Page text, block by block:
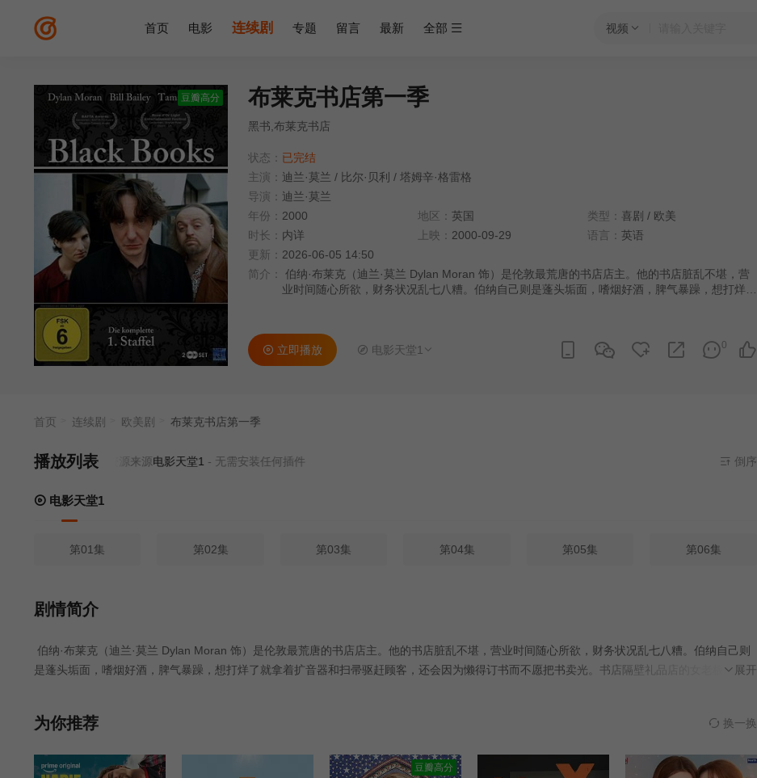
视频
首页 电影 连续剧 专题 留言 最新 全部
豆瓣高分 布莱克书店第一季
黑书,布莱克书店
状态： 已完结
主演： 迪兰·莫兰 / 比尔·贝利 / 塔姆辛·格雷格
导演： 迪兰·莫兰
年份： 2000 地区： 英国 类型： 喜剧 / 欧美
时长： 内详 上映： 2000-09-29 语言： 英语
更新： 2026-06-05 14:50
简介：
伯纳·布莱克（迪兰·莫兰 Dylan Moran 饰）是伦敦最荒唐的书店店主。他的书店脏乱不堪，营
业时间随心所欲，财务状况乱七八糟。伯纳自己则是蓬头垢面，嗜烟好酒，脾气暴躁，想打烊了
各种稀奇古怪的玩意儿，感情生活乱作一团。 一天伯纳的会计逃跑了。没了会计的伯纳算账到
抓狂，崩溃之际遇到了曼尼（比尔·贝利 Bill Bailey 饰）。曼尼随和忍让，受到弗兰和顾客们的
欢迎。伯纳在弗兰逼迫下不情愿的聘用了曼尼，从此布莱克书店里每天都上演着令人捧腹的荒诞
0
立即播放 电影天堂1
首页 连续剧 欧美剧 布莱克书店第一季
播放列表
当前资源来源 电影天堂1- 无需安装任何插件 倒序
电影天堂1
第01集 第02集 第03集 第04集 第05集 第06集
剧情简介
伯纳·布莱克（迪兰·莫兰 Dylan Moran 饰）是伦敦最荒唐的书店店主。他的书店脏乱不堪，营业时间随心所欲，财务状况乱七八糟。伯纳自己则
是蓬头垢面，嗜烟好酒，脾气暴躁，想打烊了就拿着扩音器和扫帚驱赶顾客，还会因为懒得订书而不愿把书卖光。书店隔壁礼品店的女老板弗兰
纳在弗兰逼迫下不情愿的聘用了曼尼，从此布莱克书店里每天都上演着令人捧腹的荒诞戏码。 本剧全三季，主演迪兰·莫兰亦是剧集编剧。
展开
为你推荐 换一换
豆瓣高分